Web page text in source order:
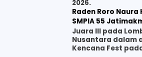
2026.
Raden Roro Naura
SMPIA 55
Juara III pada
Nusantara dalam
Kencana Fest